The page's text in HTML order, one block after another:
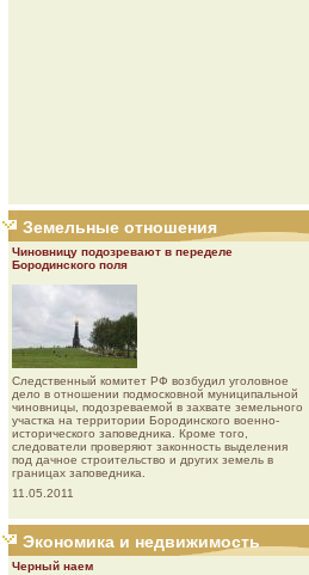
Земельные отношения
Чиновницу подозревают в переделе
Бородинского поля
Следственный комитет РФ возбудил уголовное
дело в отношении подмосковной муниципальной
чиновницы, подозреваемой в захвате земельного
участка на территории Бородинского военно-
исторического заповедника. Кроме того,
следователи проверяют законность выделения
под дачное строительство и других земель в
границах заповедника.
11.05.2011
Экономика и недвижимость
Черный наем